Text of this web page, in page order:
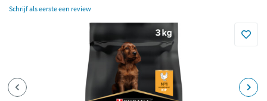
Schrijf als eerste een review